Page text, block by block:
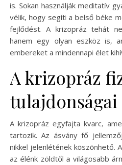
is. Sokan használják meditatív
vélik, hogy segíti a belső béke
fejlődést. A krizopráz tehát
hanem egy olyan eszköz is,
embereket a mindennapi élet
A krizopráz
tulajdonságai
A krizopráz egyfajta kvarc,
tartozik. Az ásvány fő
nikkel jelenlétének köszönhető.
az élénk zöldtől a világosabb